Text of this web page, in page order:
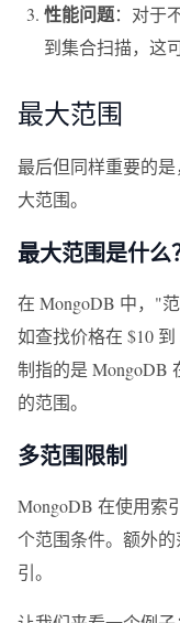
性能问题：对于
到集合扫描，这
最大范围
最后但同样重要的
大范围。
最大范围是什么
在 MongoDB 中，"
如查找价格在 $10
制指的是 MongoDB
的范围。
多范围限制
MongoDB 在使用索
个范围条件。额外
引。